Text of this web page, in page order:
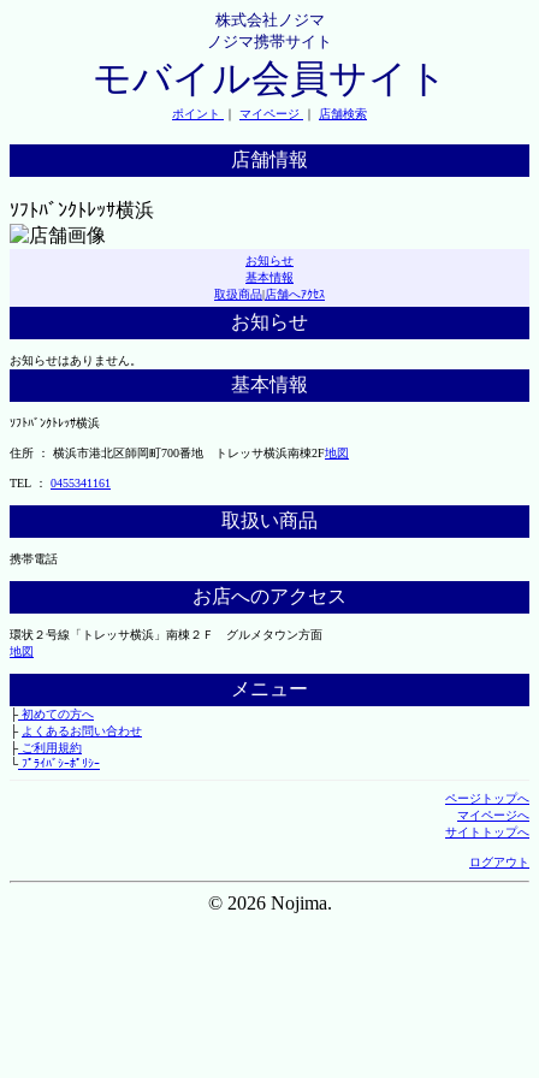
株式会社ノジマ
ノジマ携帯サイト
モバイル会員サイト
ポイント ｜ マイページ ｜ 店舗検索
店舗情報
ｿﾌﾄﾊﾞﾝｸﾄﾚｯｻ横浜
お知らせ
基本情報
取扱商品|店舗へｱｸｾｽ
お知らせ
お知らせはありません。
基本情報
ｿﾌﾄﾊﾞﾝｸﾄﾚｯｻ横浜
住所 ： 横浜市港北区師岡町700番地 トレッサ横浜南棟2F地図
TEL ： 0455341161
取扱い商品
携帯電話
お店へのアクセス
環状２号線「トレッサ横浜」南棟２Ｆ グルメタウン方面
地図
メニュー
├初めての方へ
├ よくあるお問い合わせ
├ご利用規約
└ﾌﾟﾗｲﾊﾞｼｰﾎﾟﾘｼｰ
ページトップへ
マイページへ
サイトトップへ
ログアウト
© 2026 Nojima.